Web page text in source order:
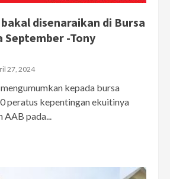
disenaraikan di Bursa
September -Tony
27, 2024
kepada bursa
peratus kepentingan ekuitinya
AAB pada...